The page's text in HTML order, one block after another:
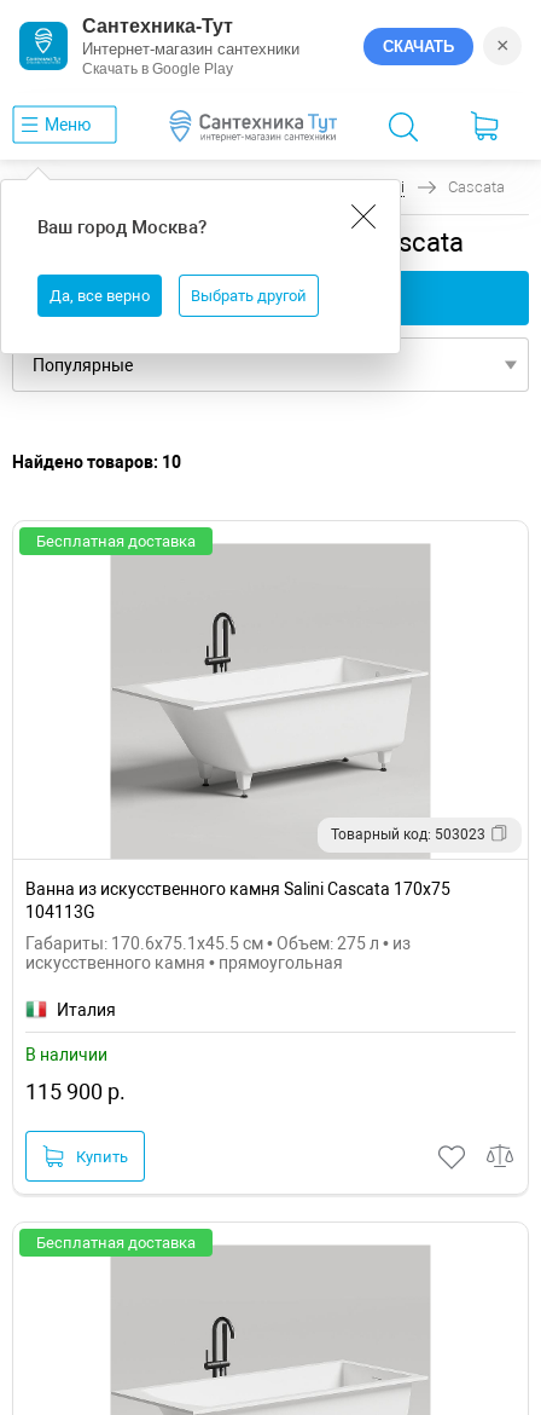
Сантехника-Тут
Интернет-магазин сантехники
Скачать в Google Play
СКАЧАТЬ ×
Меню
Ваш город Москва?
Да, все верно Выбрать другой
Salini Cascata
универсальная ванны Salini Cascata
Применить фильтры
Найдено товаров: 10
Бесплатная доставка
Товарный код: 503023
Ванна из искусственного камня Salini Cascata 170х75
104113G
Габариты: 170.6x75.1x45.5 см • Объем: 275 л • из
искусственного камня • прямоугольная
Италия
В наличии
115 900 р.
Купить
Бесплатная доставка